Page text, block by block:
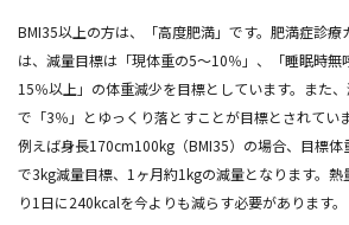
BMI35以上の方は、「高度肥満」です。肥満症診
は、減量目標は「現体重の5〜10％」、「睡眠時無
15％以上」の体重減少を目標としています。また
で「3％」とゆっくり落とすことが目標とされていま
例えば身長170cm100kg（BMI35）の場合、目標
で3kg減量目標、1ヶ月約1kgの減量となります。
り1日に240kcalを今よりも減らす必要があります。